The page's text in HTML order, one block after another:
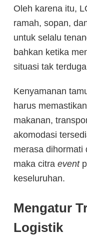
Oleh karena itu,
ramah, sopan,
untuk selalu
bahkan ketika
situasi tak
Kenyamanan
harus
makanan,
akomodasi
merasa dihormati
maka citra event
keseluruhan.
Mengatur
Logistik